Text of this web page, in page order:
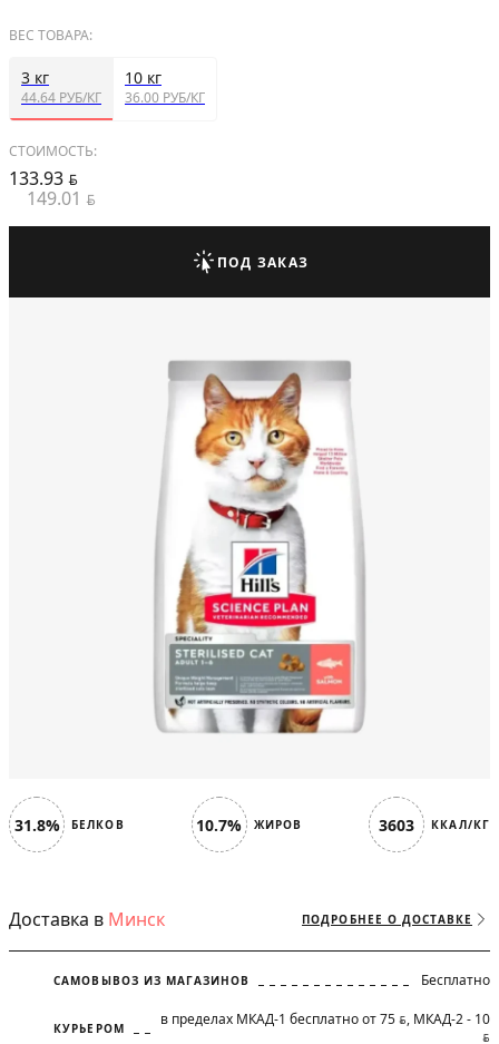
31.8% БЕЛКОВ 10.7% ЖИРОВ 3603 ККАЛ/КГ
Доставка в Минск ПОДРОБНЕЕ О ДОСТАВКЕ
САМОВЫВОЗ ИЗ МАГАЗИНОВ Бесплатно
КУРЬЕРОМ в пределах МКАД-1 бесплатно от 75 BYN, МКАД-2 - 10
BYN
ВЕС ТОВАРА:
3 кг
44.64 РУБ/КГ
10 кг
36.00 РУБ/КГ
СТОИМОСТЬ:
133.93 BYN
149.01 BYN
ПОД ЗАКАЗ